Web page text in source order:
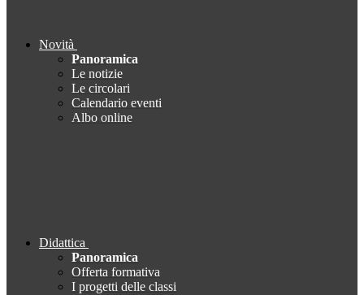
Novità
Panoramica
Le notizie
Le circolari
Calendario eventi
Albo online
Didattica
Panoramica
Offerta formativa
I progetti delle classi